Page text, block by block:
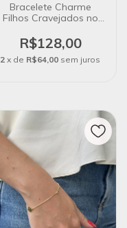
Bracelete Charme
Filhos Cravejados no
R$128,00
2 x de R$64,00 sem juros